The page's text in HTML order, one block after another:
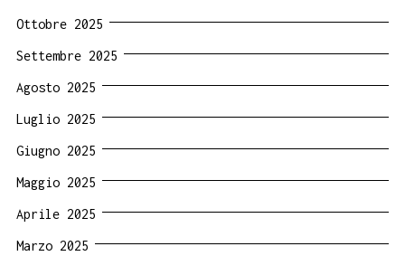
Ottobre 2025
Settembre 2025
Agosto 2025
Luglio 2025
Giugno 2025
Maggio 2025
Aprile 2025
Marzo 2025